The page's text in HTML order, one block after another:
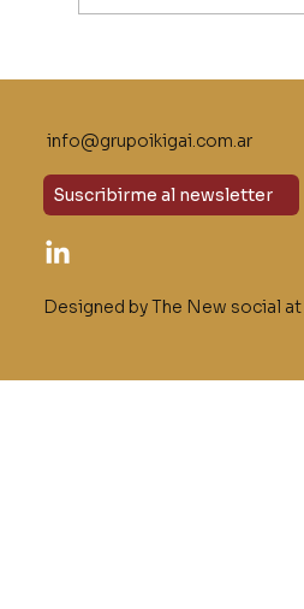
info@grupoikigai.com.ar
Suscribirme al newsletter
Designed by The New social at